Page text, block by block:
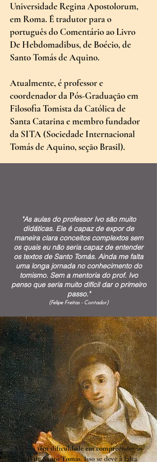
Universidade Regina Apostolorum,
em Roma. É tradutor para o
português do Comentário ao Livro
De Hebdomadibus, de Boécio, de
Santo Tomás de Aquino.
Atualmente, é professor e
coordenador da Pós-Graduação em
Filosofia Tomista da Católica de
Santa Catarina e membro fundador
da SITA (Sociedade Internacional
Tomás de Aquino, seção Brasil).
"As aulas do professor Ivo são muito
didáticas. Ele é capaz de expor de
maneira clara conceitos complextos sem
os quais eu não seria capaz de entender
os textos de Santo Tomás. Ainda me falta
uma longa jornada no conhecimento do
tomismo. Sem a mentoria do prof. Ivo
penso que seria muito difícil dar o primeiro
passo."
(Felipe Freitas - Contador)
Muitos têm dificuldade em compreender as
5 Vias de Santo Tomás.Isso se deve à falta